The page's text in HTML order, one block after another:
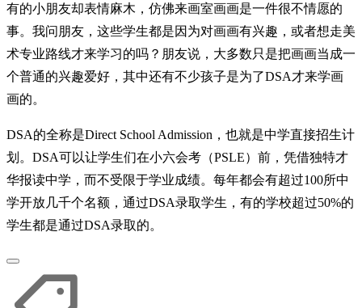
有的小朋友却表情麻木，仿佛来画室画画是一件很不情愿的
事。我问朋友，这些学生都是因为对画画有兴趣，或者想走美
术专业路线才来学习的吗？朋友说，大多数只是把画画当成一
个普通的兴趣爱好，其中还有不少孩子是为了DSA才来学画
画的。
DSA的全称是Direct School Admission，也就是中学直接招生计
划。DSA可以让学生们在小六会考（PSLE）前，凭借独特才
华报读中学，而不受限于学业成绩。每年都会有超过100所中
学开放几千个名额，通过DSA录取学生，有的学校超过50%的
学生都是通过DSA录取的。